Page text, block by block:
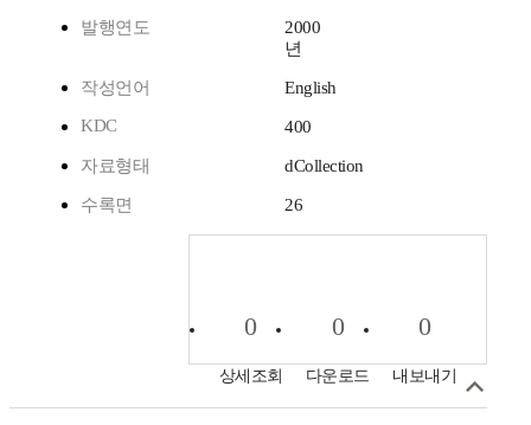
발행연도
2000
년
작성언어
English
KDC
400
자료형태 dCollection
수록면 26
0
상세조회
0
다운로드
0
내보내기